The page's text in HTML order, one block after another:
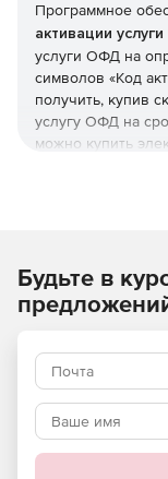
Программное
активации
услуги ОФД на
символов «Код
получить, купив
услугу ОФД на
можно купить
Будьте в